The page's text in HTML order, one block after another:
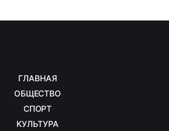
ГЛАВНАЯ
ОБЩЕСТВО
СПОРТ
КУЛЬТУРА